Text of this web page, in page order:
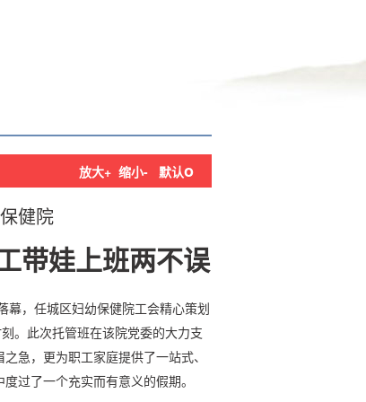
放大+ 缩小- 默认o
健院
带娃上班两不误
幕，任城区妇幼保健院工会精心策划
。此次托管班在该院党委的大力支
急，更为职工家庭提供了一站式、
过了一个充实而有意义的假期。